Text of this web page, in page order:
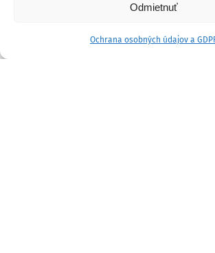
Odmietnuť
Ochrana osobných údajov a